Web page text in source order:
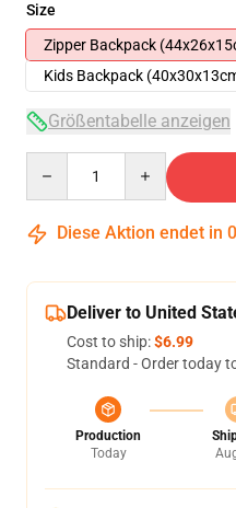
Size
Zipper Backpack
Kids Backpack
Größentabelle anzeigen
Diese Aktion endet in
Deliver to United
Cost to ship:$6.99
Standard - Order today
Production
Today